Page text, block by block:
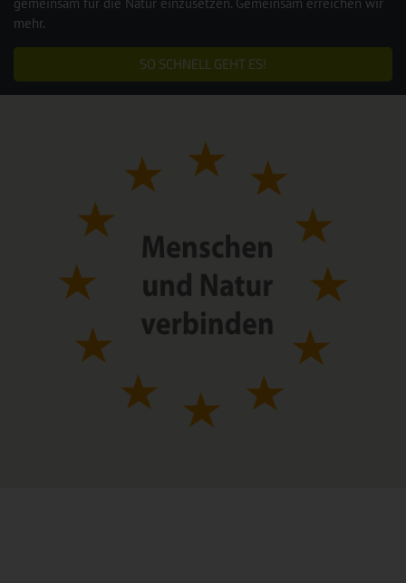
gemeinsam für die Natur einzusetzen. Gemeinsam erreichen wir
mehr.
SO SCHNELL GEHT ES!